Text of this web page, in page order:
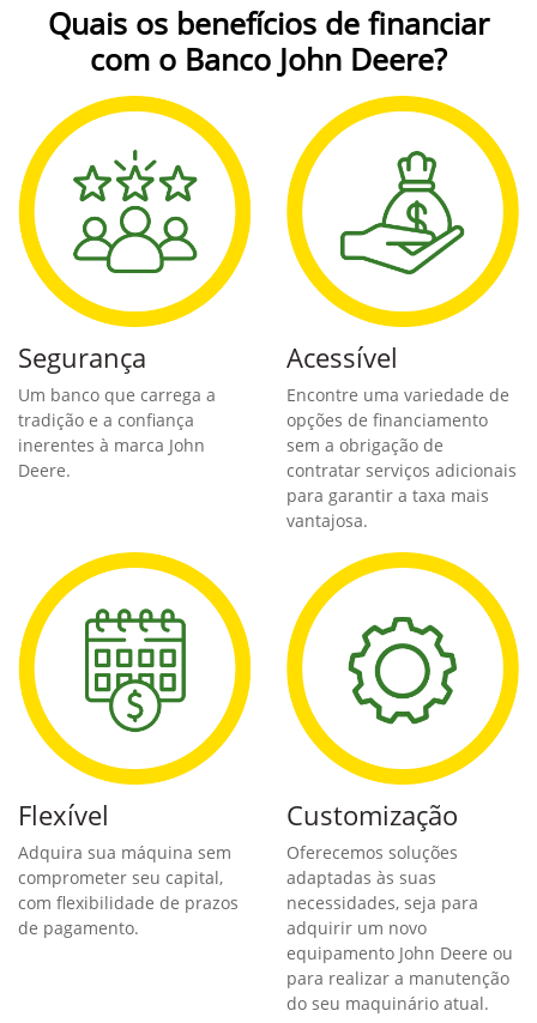
Quais os benefícios de financiar
com o Banco John Deere?
Segurança
Um banco que carrega a
tradição e a confiança
inerentes à marca John
Deere.
Acessível
Encontre uma variedade de
opções de financiamento
sem a obrigação de
contratar serviços adicionais
para garantir a taxa mais
vantajosa.
Flexível
Adquira sua máquina sem
comprometer seu capital,
com flexibilidade de prazos
de pagamento.
Customização
Oferecemos soluções
adaptadas às suas
necessidades, seja para
adquirir um novo
equipamento John Deere ou
para realizar a manutenção
do seu maquinário atual.